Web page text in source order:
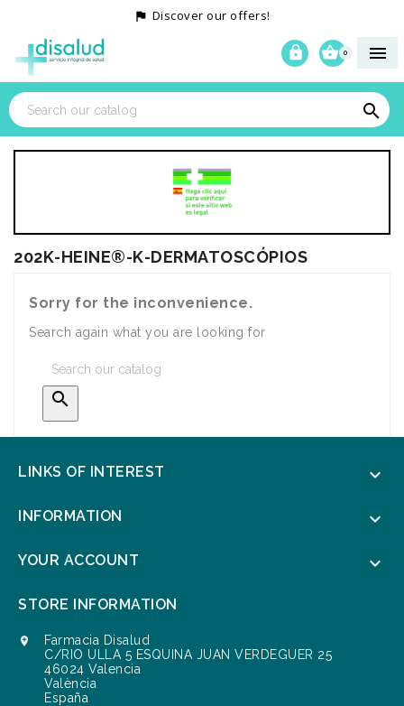
 Discover our offers!

0



202K-HEINE®-K-DERMATOSCÓPIOS
Sorry for the inconvenience.
Search again what you are looking for

LINKS OF INTEREST 
INFORMATION 
YOUR ACCOUNT 
STORE INFORMATION

Farmacia Disalud
C/RIO ULLA 5 ESQUINA JUAN VERDEGUER 25
46024 Valencia
València
España